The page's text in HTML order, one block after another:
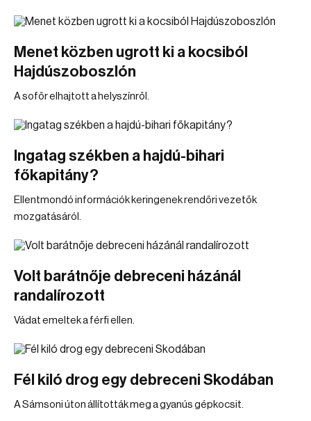
Menet közben ugrott ki a kocsiból
Hajdúszoboszlón
A sofőr elhajtott a helyszínről.
Ingatag székben a hajdú-bihari
főkapitány?
Ellentmondó információk keringenek rendőri vezetők
mozgatásáról.
Volt barátnője debreceni házánál
randalírozott
Vádat emeltek a férfi ellen.
Fél kiló drog egy debreceni Skodában
A Sámsoni úton állították meg a gyanús gépkocsit.